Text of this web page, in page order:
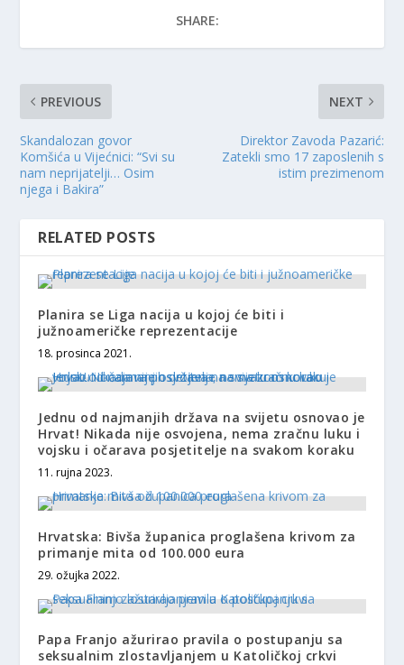
SHARE:
PREVIOUS
Skandalozan govor
Komšića u Vijećnici: “Svi su
nam neprijatelji… Osim
njega i Bakira”
NEXT
Direktor Zavoda Pazarić:
Zatekli smo 17 zaposlenih s
istim prezimenom
RELATED POSTS
Planira se Liga nacija u kojoj će biti i
južnoameričke reprezentacije
18. prosinca 2021.
Jednu od najmanjih država na svijetu osnovao je
Hrvat! Nikada nije osvojena, nema zračnu luku i
vojsku i očarava posjetitelje na svakom koraku
11. rujna 2023.
Hrvatska: Bivša županica proglašena krivom za
primanje mita od 100.000 eura
29. ožujka 2022.
Papa Franjo ažurirao pravila o postupanju sa
seksualnim zlostavljanjem u Katoličkoj crkvi